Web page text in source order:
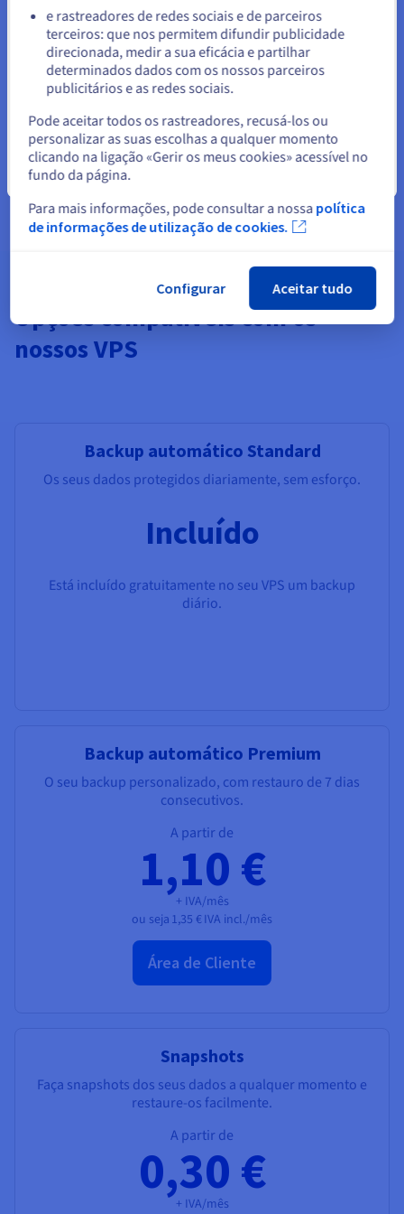
Funcionalidades indisponíveis nas Local Zones:
Aplicações pré-instaladas, Windows,armazenamento
suplementar, monitorização, Additional IP, Load Balancer,
Opções compatíveis com os
nossos VPS
Backup automático Standard
Os seus dados protegidos diariamente, sem esforço.
Incluído
Está incluído gratuitamente no seu VPS um backup
diário.
Backup automático Premium
O seu backup personalizado, com restauro de 7 dias
consecutivos.
A partir de
1,10 €
+ IVA/mês
ou seja 1,35 € IVA incl./mês
Área de Cliente
Snapshots
Faça snapshots dos seus dados a qualquer momento e
restaure-os facilmente.
A partir de
0,30 €
+ IVA/mês
Ficar no website atual
Selecionar outro website
e rastreadores de redes sociais e de parceiros
terceiros: que nos permitem difundir publicidade
direcionada, medir a sua eficácia e partilhar
determinados dados com os nossos parceiros
publicitários e as redes sociais.
Pode aceitar todos os rastreadores, recusá-los ou
personalizar as suas escolhas a qualquer momento
clicando na ligação «Gerir os meus cookies» acessível no
fundo da página.
Para mais informações, pode consultar a nossa política
de informações de utilização de cookies.
Configurar Aceitar tudo